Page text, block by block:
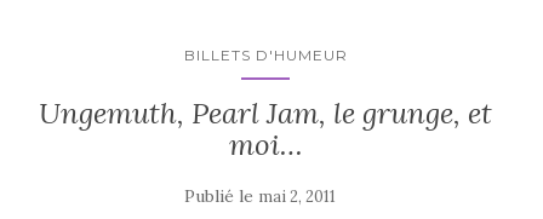
BILLETS D'HUMEUR
Ungemuth, Pearl Jam, le grunge, et
moi…
Publié le mai 2, 2011